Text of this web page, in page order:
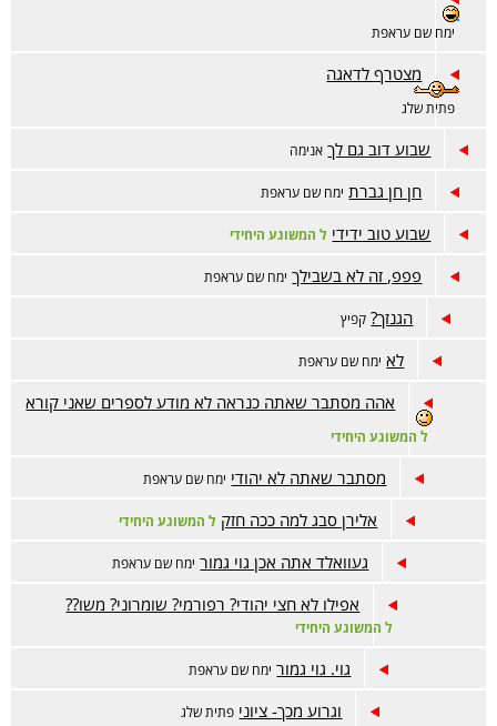
ימח שם עראפת
מצטרף לדאגה
פתית שלג
שבוע דוב גם לך אנימה
חן חן גברת ימח שם עראפת
שבוע טוב ידידי ל המשוגע היחידי
פפפ, זה לא בשבילך ימח שם עראפת
הגנזך? קפיץ
לא ימח שם עראפת
אהה מסתבר שאתה כנראה לא מודע לספרים שאני קורא
ל המשוגע היחידי
מסתבר שאתה לא יהודי ימח שם עראפת
אלירן סבג למה ככה חזק ל המשוגע היחידי
געוואלד אתה אכן גוי גמור ימח שם עראפת
אפילו לא חצי יהודי? רפורמי? שומרוני? משו??
ל המשוגע היחידי
גוי. גוי גמור ימח שם עראפת
וגרוע מכך- ציוני פתית שלג